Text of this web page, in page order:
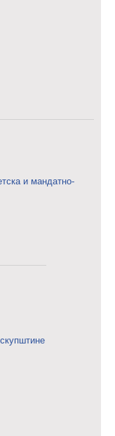
и мандатно-